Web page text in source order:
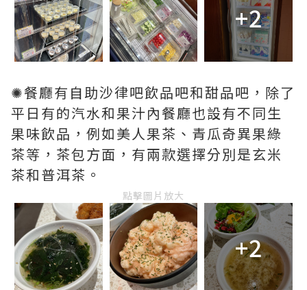
+2
✺餐廳有自助沙律吧飲品吧和甜品吧，除了
平日有的汽水和果汁內餐廳也設有不同生
果味飲品，例如美人果茶、青瓜奇異果綠
茶等，茶包方面，有兩款選擇分別是玄米
茶和普洱茶。
點擊圖片放大
+2